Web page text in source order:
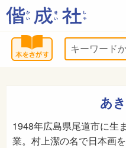
あ
1948年広島県尾道市に生
業。村上潔の名で日本画